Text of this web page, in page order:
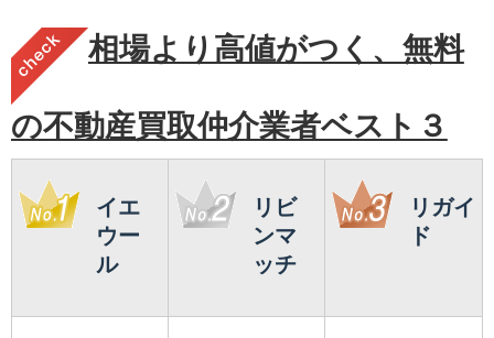
相場より高値がつく、無料
の不動産買取仲介業者ベスト３
イエ
ウー
ル
リビ
ンマ
ッチ
リガイ
ド